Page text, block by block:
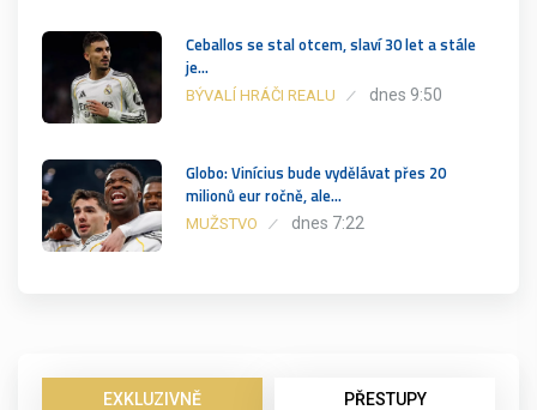
Ceballos se stal otcem, slaví 30 let a stále
je…
BÝVALÍ HRÁČI REALU dnes 9:50
Globo: Vinícius bude vydělávat přes 20
milionů eur ročně, ale…
MUŽSTVO dnes 7:22
EXKLUZIVNĚ PŘESTUPY